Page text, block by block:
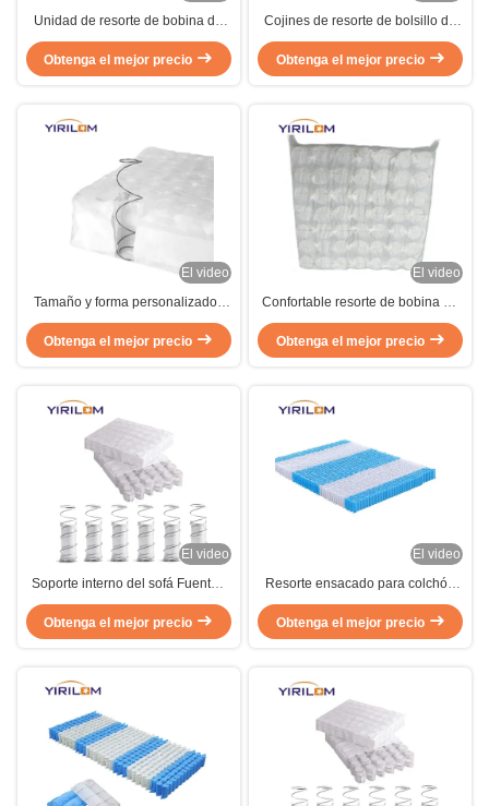
Unidad de resorte de bobina de
bolsillo elástica de 18 * 18
pulgadas de alto rendimiento para
cojín de sofá
Obtenga el mejor precio
Cojines de resorte de bolsillo de
bobina personalizados de todos
los tamaños Zona interior de
resorte de cojines de sofá de
Obtenga el mejor precio
El video
Tamaño y forma personalizados
Fuertemente soportan el resorte
de bobina de bolsillo para el cojín
del sofá
Obtenga el mejor precio
El video
Confortable resorte de bobina de
bolsillo con 4-6 vueltas para el
cojín del sofá
Obtenga el mejor precio
El video
Soporte interno del sofá Fuentes
de bobina de bolsillo
independientes para el cojín
Obtenga el mejor precio
El video
Resorte ensacado para colchón
de acero de alto carbono de 2,3
mm personalizado con resorte de
bolsillo encapsulado
Obtenga el mejor precio